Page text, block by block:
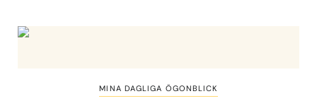
MINA DAGLIGA ÖGONBLICK